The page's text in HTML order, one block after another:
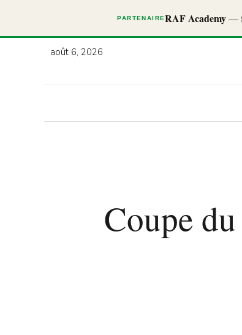
PARTENAIRERAF Academy—
août 6, 2026
Coupe